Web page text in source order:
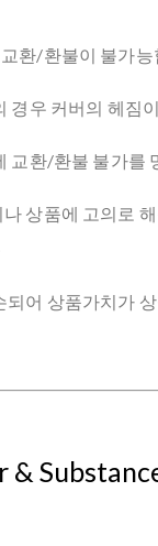
환/환불이 불가능
경우 커버의 헤짐
교환/환불 불가를
상품에 고의로
되어 상품가치가
&